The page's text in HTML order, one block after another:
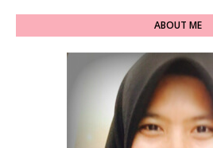
ABOUT ME